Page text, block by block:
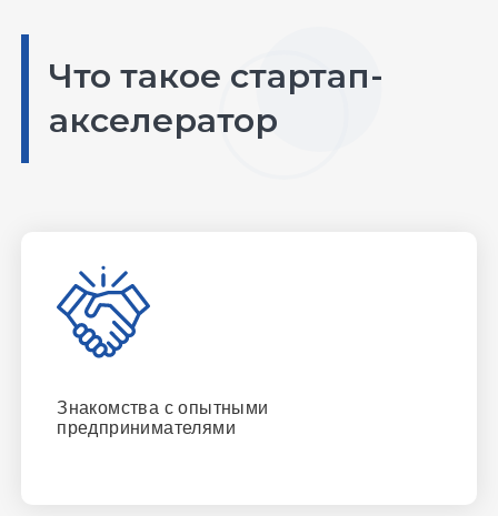
Что такое стартап-
акселератор
Знакомства с опытными
предпринимателями